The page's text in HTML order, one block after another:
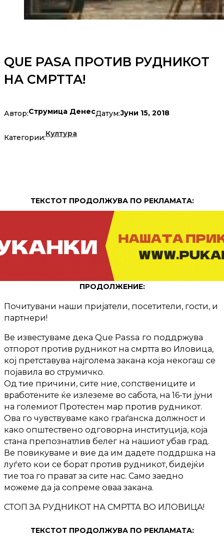
QUE PASA ПРОТИВ РУДНИКОТ
НА СМРТТА!
Автор:Струмица ДенесДатум:Јуни 15, 2018
Категории:Култура
ТЕКСТОТ ПРОДОЛЖУВА ПО РЕКЛАМАТА:
ПРОДОЛЖЕНИЕ:
Почитувани наши пријатели, посетители, гости, и
партнери!
Ве известуваме дека Que Passa го поддржува
отпорот против рудникот на смртта во Иловица,
кој претставува најголема закана која некогаш се
појавила во струмичко.
Од тие причини, сите ние, сопствениците и
вработените ќе излеземе во сабота, на 16-ти јуни
на големиот Протестен мар против рудникот.
Ова го чувствуваме како граѓанска должност и
како општествено одговорна институција, која
стана препознатлив белег на нашиот убав град.
Ве повикуваме и вие да им дадете поддршка на
луѓето кои се борат против рудникот, бидејќи
тие тоа го прават за сите нас. Само заедно
можеме да ја сопреме оваа закана.
СТОП ЗА РУДНИКОТ НА СМРТТА ВО ИЛОВИЦА!
ТЕКСТОТ ПРОДОЛЖУВА ПО РЕКЛАМАТА: